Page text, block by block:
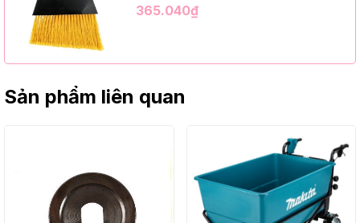
12 Bộ/Thùng (9" Angle Broom, Black
365.040₫
Sản phẩm liên quan